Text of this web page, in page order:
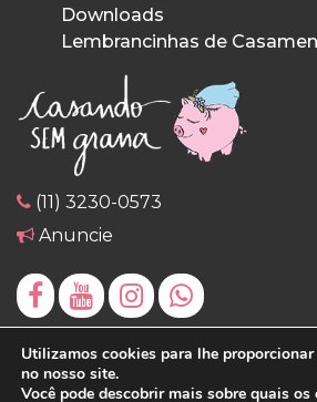
Downloads
Lembrancinhas de
(11) 3230-0573
Anuncie
Utilizamos cookies para lhe
no nosso site.
Você pode descobrir mais sobre quais